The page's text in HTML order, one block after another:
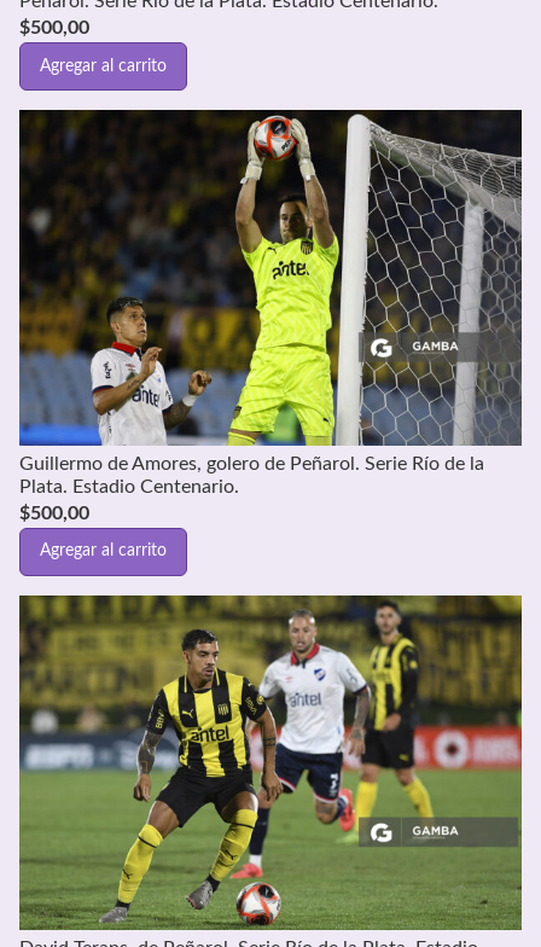
$500,00
Agregar al carrito
Guillermo de Amores, golero de Peñarol. Serie Río de la
Plata. Estadio Centenario.
$500,00
Agregar al carrito